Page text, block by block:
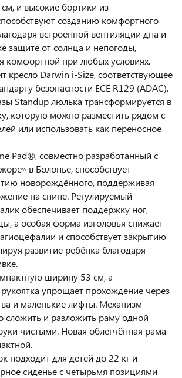
и высокие бортики из
созданию комфортного
встроенной вентиляции дна и
защите от солнца и непогоды,
комфортной при любых условиях.
кресло Darwin i-Size, соответствующее
безопасности ECE R129 (ADAC).
Standup люлька трансформируется в
которую можно разместить рядом с
или использовать как переносное
Pad®, совместно разработанный с
в Болонье, способствует
новорождённого, поддерживая
на спине. Регулируемый
обеспечивает поддержку ног,
а особая форма изголовья снижает
и способствует закрытию
развитие ребёнка благодаря
ширину 53 см, а
рукоятка упрощает прохождение через
и маленькие лифты. Механизм
сложить и разложить раму одной
чистыми. Новая облегчённая рама
подходит для детей до 22 кг и
сиденье с четырьмя позициями